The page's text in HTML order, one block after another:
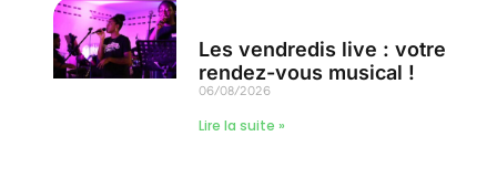
Les vendredis live : votre
rendez-vous musical !
06/08/2026
Lire la suite »